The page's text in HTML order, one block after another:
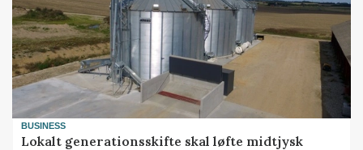
BUSINESS
Lokalt generationsskifte skal løfte midtjysk